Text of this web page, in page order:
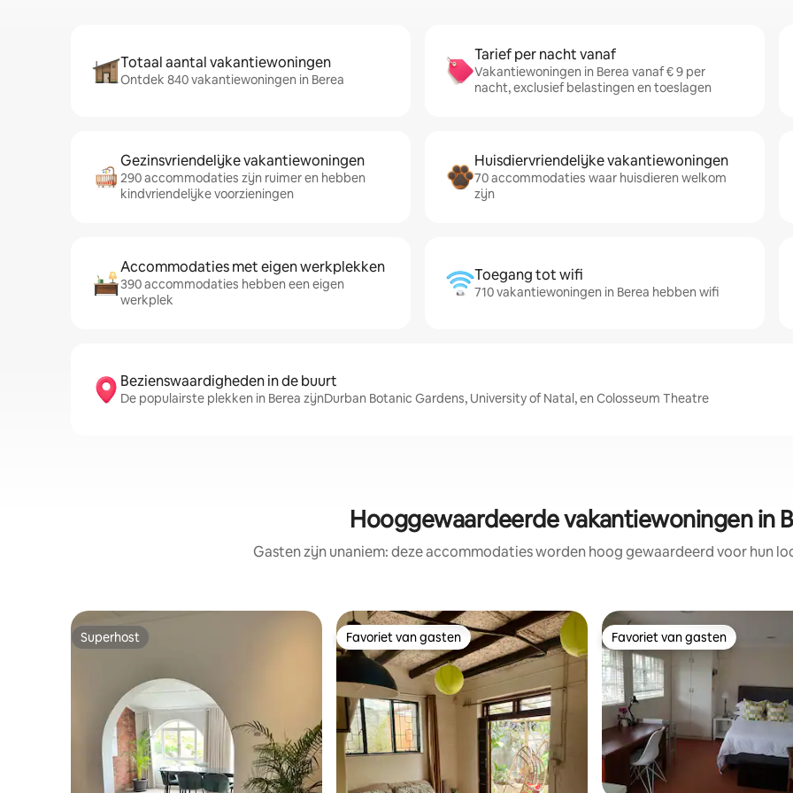
Totaal aantal vakantiewoningen
Ontdek 840 vakantiewoningen in Berea
Tarief per nacht vanaf
Vakantiewoningen in Berea vanaf € 9 per
nacht, exclusief belastingen en toeslagen
Gezinsvriendelijke vakantiewoningen
290 accommodaties zijn ruimer en hebben
kindvriendelijke voorzieningen
Huisdiervriendelijke vakantiewoningen
70 accommodaties waar huisdieren welkom
zijn
Accommodaties met eigen werkplekken
390 accommodaties hebben een eigen
werkplek
Toegang tot wifi
710 vakantiewoningen in Berea hebben wifi
Bezienswaardigheden in de buurt
De populairste plekken in Berea zijnDurban Botanic Gardens, University of Natal, en Colosseum Theatre
Hooggewaardeerde vakantiewoningen in
Gasten zijn unaniem: deze accommodaties worden hoog gewaardeerd voor hun
Superhost
Superhost Favoriet van gasten
Favoriet van gasten Favoriet van gasten
Favoriet van gasten